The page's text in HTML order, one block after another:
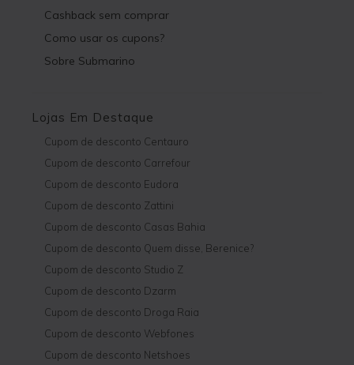
Cashback sem comprar
Como usar os cupons?
Sobre Submarino
Lojas Em Destaque
Cupom de desconto Centauro
Cupom de desconto Carrefour
Cupom de desconto Eudora
Cupom de desconto Zattini
Cupom de desconto Casas Bahia
Cupom de desconto Quem disse, Berenice?
Cupom de desconto Studio Z
Cupom de desconto Dzarm
Cupom de desconto Droga Raia
Cupom de desconto Webfones
Cupom de desconto Netshoes